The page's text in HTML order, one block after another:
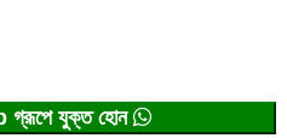
যুক্ত হোন